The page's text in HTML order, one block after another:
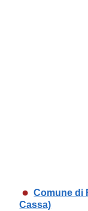
Comune di
Cassa)